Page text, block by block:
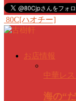
80C[ハオチー]
お店情報
中華レ
海の“